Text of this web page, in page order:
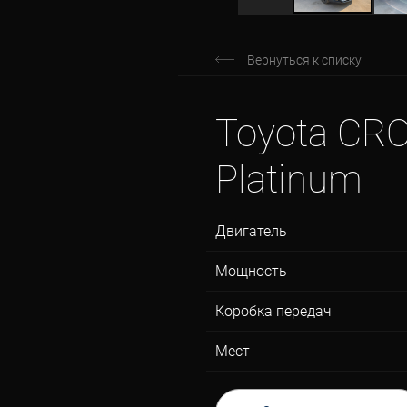
Вернуться к списку
Toyota
Platinum
Двигатель
Мощность
Коробка передач
Мест